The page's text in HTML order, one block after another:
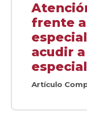
frente
acudir
Artículo